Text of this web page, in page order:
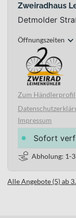
Zweiradhaus
Detmolder
Öffnungszeiten
Zum Händlerprofil
Impressum
Sofort
Abholung: 1-
Alle Angebote (5) ab